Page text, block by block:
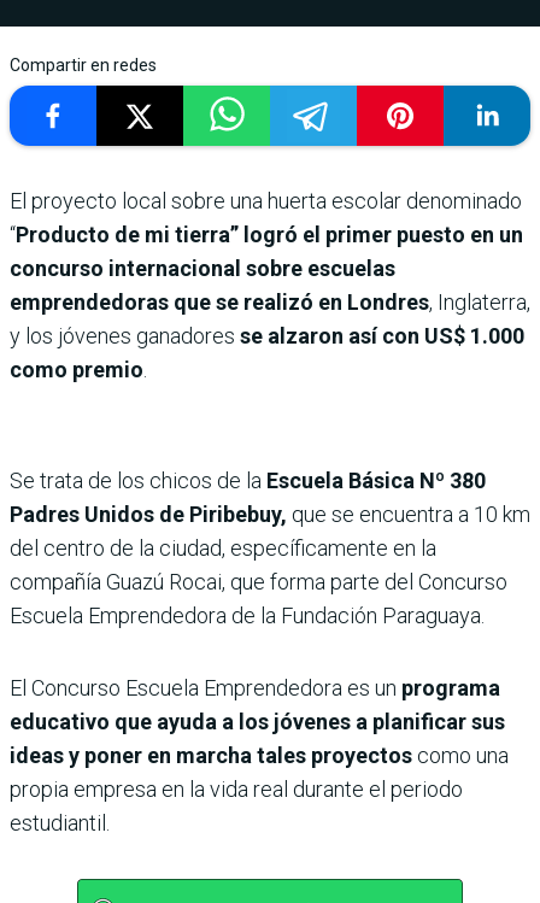
Compartir en redes
El proyecto local sobre una huerta escolar denominado
“Producto de mi tierra” logró el primer puesto en un
concurso internacional sobre escuelas
emprendedoras que se realizó en Londres, Inglaterra,
y los jóvenes ganadores se alzaron así con US$ 1.000
como premio
Se trata de los chicos de la Escuela Básica Nº 380
Padres Unidos de Piribebuy, que se encuentra a 10 km
del centro de la ciudad, específicamente en la
compañía Guazú Rocai, que forma parte del Concurso
Escuela Emprendedora de la Fundación Paraguaya.
El Concurso Escuela Emprendedora es un programa
educativo que ayuda a los jóvenes a planificar sus
ideas y poner en marcha tales proyectos como una
propia empresa en la vida real durante el periodo
estudiantil.